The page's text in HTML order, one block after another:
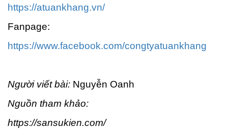
https://atuankhang.vn/
Fanpage:
https://www.facebook.com/congtyatuankhang
Người viết bài: Nguyễn Oanh
Nguồn tham khảo:
https://sansukien.com/